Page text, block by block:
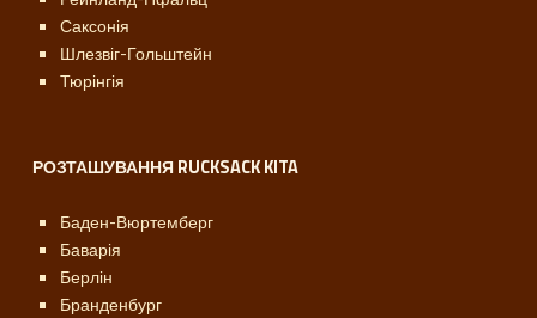
Саксонія
Шлезвіг-Гольштейн
Тюрінгія
РОЗТАШУВАННЯ RUCKSACK KITA
Баден-Вюртемберг
Баварія
Берлін
Бранденбург